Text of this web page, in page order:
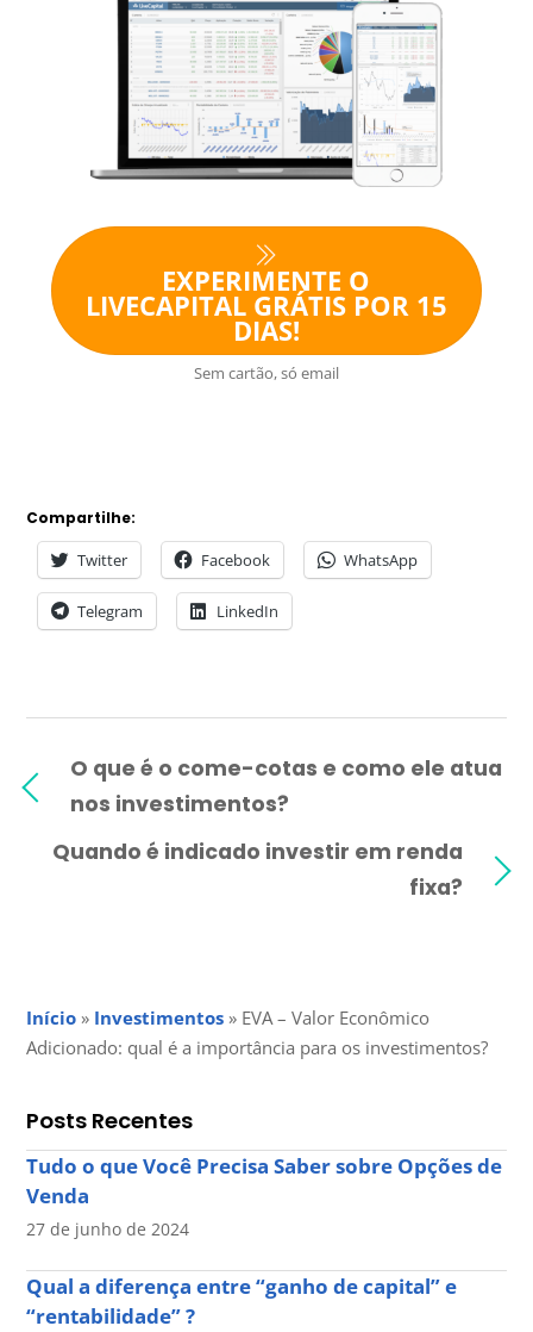
EXPERIMENTE O
LIVECAPITAL GRÁTIS POR 15
DIAS!
Sem cartão, só email
Compartilhe:
Twitter Facebook WhatsApp
Telegram LinkedIn
O que é o come-cotas e como ele atua
nos investimentos?
Quando é indicado investir em renda
fixa?
Início » Investimentos » EVA – Valor Econômico
Adicionado: qual é a importância para os investimentos?
Posts Recentes
Tudo o que Você Precisa Saber sobre Opções de
Venda
27 de junho de 2024
Qual a diferença entre “ganho de capital” e
“rentabilidade” ?